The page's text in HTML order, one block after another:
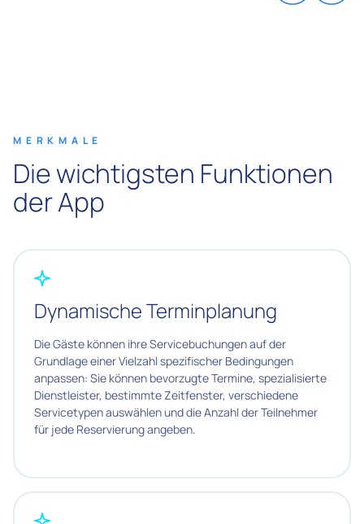
MERKMALE
Die wichtigsten Funktionen
der App
Dynamische Terminplanung
Die Gäste können ihre Servicebuchungen auf der
Grundlage einer Vielzahl spezifischer Bedingungen
anpassen: Sie können bevorzugte Termine, spezialisierte
Dienstleister, bestimmte Zeitfenster, verschiedene
Servicetypen auswählen und die Anzahl der Teilnehmer
für jede Reservierung angeben.